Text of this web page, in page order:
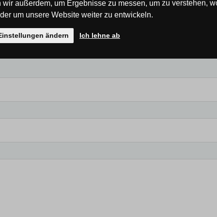
der Erste!
außerdem, um Ergebnisse zu messen, um zu verstehen,
um unsere Website weiter zu entwickeln.
ändern Ich lehne ab